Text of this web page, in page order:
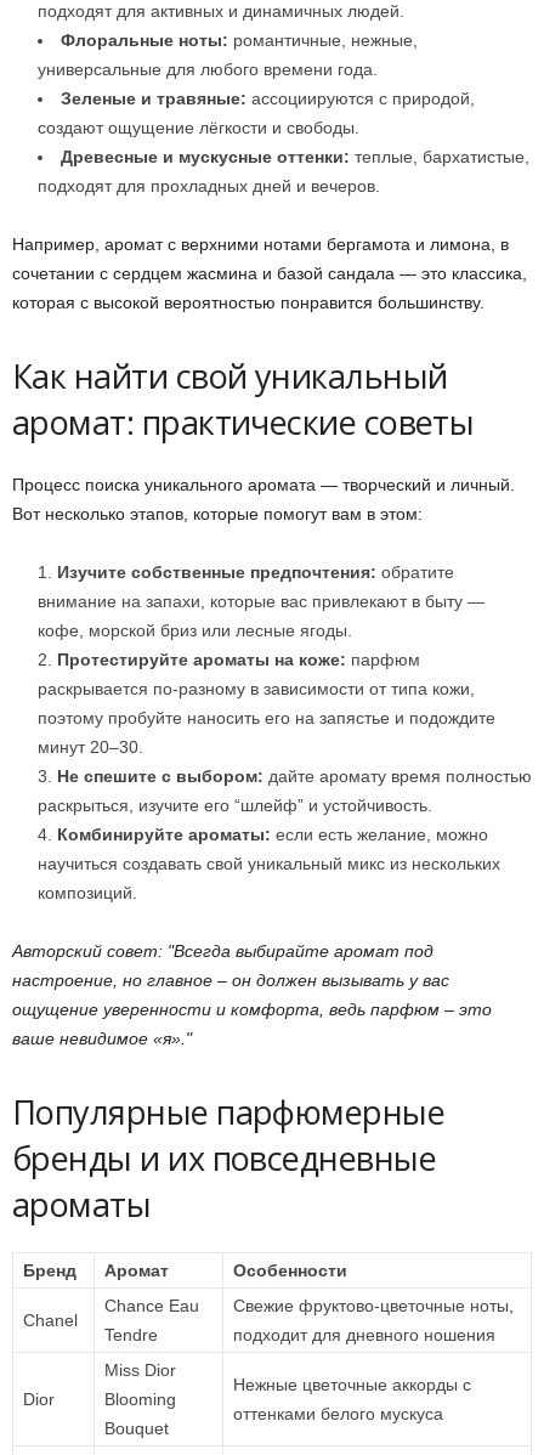
подходят для активных и динамичных людей.
Флоральные ноты: романтичные, нежные,
универсальные для любого времени года.
Зеленые и травяные: ассоциируются с природой,
создают ощущение лёгкости и свободы.
Древесные и мускусные оттенки: теплые, бархатистые,
подходят для прохладных дней и вечеров.
Например, аромат с верхними нотами бергамота и лимона, в
сочетании с сердцем жасмина и базой сандала — это классика,
которая с высокой вероятностью понравится большинству.
Как найти свой уникальный
аромат: практические советы
Процесс поиска уникального аромата — творческий и личный.
Вот несколько этапов, которые помогут вам в этом:
Изучите собственные предпочтения: обратите
внимание на запахи, которые вас привлекают в быту —
кофе, морской бриз или лесные ягоды.
Протестируйте ароматы на коже: парфюм
раскрывается по-разному в зависимости от типа кожи,
поэтому пробуйте наносить его на запястье и подождите
минут 20–30.
Не спешите с выбором: дайте аромату время полностью
раскрыться, изучите его “шлейф” и устойчивость.
Комбинируйте ароматы: если есть желание, можно
научиться создавать свой уникальный микс из нескольких
композиций.
Авторский совет: Всегда выбирайте аромат под
настроение, но главное – он должен вызывать у вас
ощущение уверенности и комфорта, ведь парфюм – это
ваше невидимое «я».
Популярные парфюмерные
бренды и их повседневные
ароматы
Бренд Аромат Особенности
Chanel
Chance Eau
Tendre
Свежие фруктово-цветочные ноты,
подходит для дневного ношения
Dior
Miss Dior
Blooming
Bouquet
Нежные цветочные аккорды с
оттенками белого мускуса